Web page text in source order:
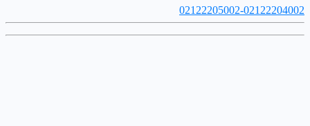
02122205002-02122204002